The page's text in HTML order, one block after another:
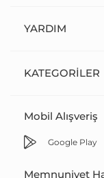
YARDIM
KATEGORILER
Mobil Alışveriş
Google Play
Memnuniyet